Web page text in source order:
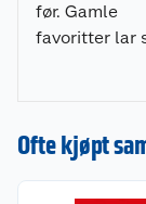
før. Gamle
favoritter lar
Nyheter og
Ofte kjøpt